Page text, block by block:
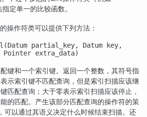
定单一的比较函数。
的操作符类可以提供下列方法：
partial_key, Datum key,
Pointer extra_data)
键和一个索引键。返回一个整数，其符号指
示索引键不匹配查询，但是索引扫描应该继
匹配查询；大于零表示索引扫描应该停止，
的匹配。产生该部分匹配查询的操作符的策
可以通过其语义决定什么时候结束扫描。还